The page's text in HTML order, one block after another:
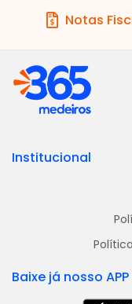
Notas
Institucional
Baixe já nosso APP